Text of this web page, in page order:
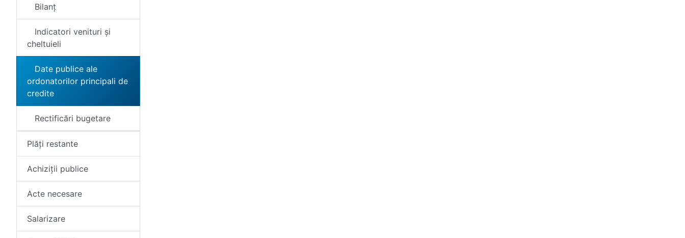
Bilanț
Indicatori venituri și
cheltuieli
Date publice ale
ordonatorilor principali de
credite
Rectificări bugetare
Plăți restante
Achiziții publice
Acte necesare
Salarizare